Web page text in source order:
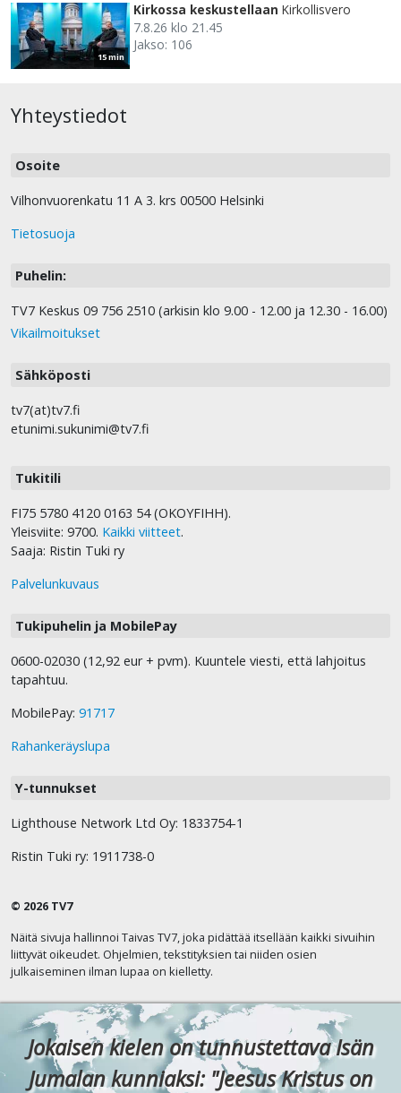
15 min
Kirkossa keskustellaan Kirkollisvero
7.8.26 klo 21.45
Jakso: 106
Yhteystiedot
Osoite
Vilhonvuorenkatu 11 A 3. krs 00500 Helsinki
Tietosuoja
Puhelin:
TV7 Keskus 09 756 2510 (arkisin klo 9.00 - 12.00 ja 12.30 - 16.00)
Vikailmoitukset
Sähköposti
tv7(at)tv7.fi
etunimi.sukunimi@tv7.fi
Tukitili
FI75 5780 4120 0163 54 (OKOYFIHH).
Yleisviite: 9700. Kaikki viitteet.
Saaja: Ristin Tuki ry
Palvelunkuvaus
Tukipuhelin ja MobilePay
0600-02030 (12,92 eur + pvm). Kuuntele viesti, että lahjoitus
tapahtuu.
MobilePay: 91717
Rahankeräyslupa
Y-tunnukset
Lighthouse Network Ltd Oy: 1833754-1
Ristin Tuki ry: 1911738-0
© 2026 TV7
Näitä sivuja hallinnoi Taivas TV7, joka pidättää itsellään kaikki sivuihin
liittyvät oikeudet. Ohjelmien, tekstityksien tai niiden osien
julkaiseminen ilman lupaa on kielletty.
Jokaisen kielen on tunnustettava Isän
Jumalan kunniaksi: "Jeesus Kristus on